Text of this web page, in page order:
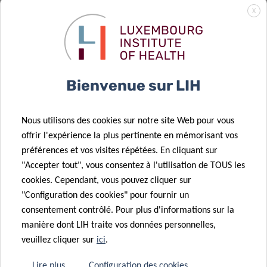
reconfiguration
du paysage
immunitaire
cerveau
doctorat du
LIH soutenus
du Pélican
21 Oct 2025
la recherche
sur le cancer
pédiatrique
24 Sep 2025
CancerWatch:
rapidité des
données sur le
cancer pour
lutte contre le
cancer
10 Sep 2025
Identification
d’une cible
prometteuse
pour
04 Sep 2025
Le
Luxembourg
Institute of
Health reçoit
une
prestigieuse
subvention
pour faire
X
Bienvenue sur LIH
Nous utilisons des cookies sur notre site Web pour vous
offrir l'expérience la plus pertinente en mémorisant vos
préférences et vos visites répétées. En cliquant sur
"Accepter tout", vous consentez à l'utilisation de TOUS les
cookies. Cependant, vous pouvez cliquer sur
"Configuration des cookies" pour fournir un
consentement contrôlé. Pour plus d'informations sur la
manière dont LIH traite vos données personnelles,
veuillez cliquer sur ici.